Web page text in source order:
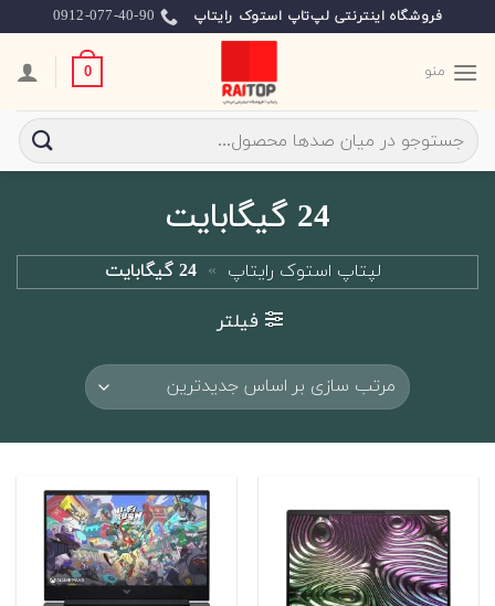
to
content
فروشگاه اینترنتی لپ‌تاپ استوک رایتاپ 0912-077-40-90
منو 0
جستجو
برای:
24 گیگابایت
لپتاپ استوک رایتاپ » 24 گیگابایت
فیلتر